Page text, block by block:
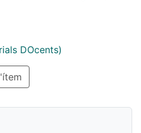
DOcents)